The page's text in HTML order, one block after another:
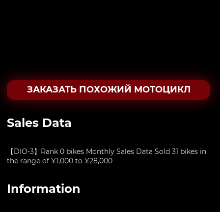
ЗАКАЗАТЬ ПОХОЖИЙ МОТОЦИКЛ
Sales Data
【DIO-3】Rank 0 bikes Monthly Sales Data Sold 31 bikes in
the range of ¥1,000 to ¥28,000
Information